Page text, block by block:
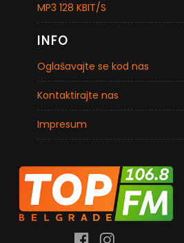
MP3 128 KBIT/S
INFO
Oglašavajte se kod nas
Kontaktirajte nas
Impresum